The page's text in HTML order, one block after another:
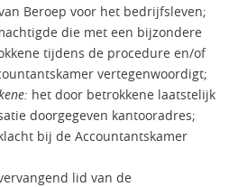
Beroep voor het bedrijfsleven;
die met een bijzondere
tijdens de procedure en/of
vertegenwoordigt;
het door betrokkene laatstelijk
doorgegeven kantooradres;
bij de Accountantskamer
lid van de